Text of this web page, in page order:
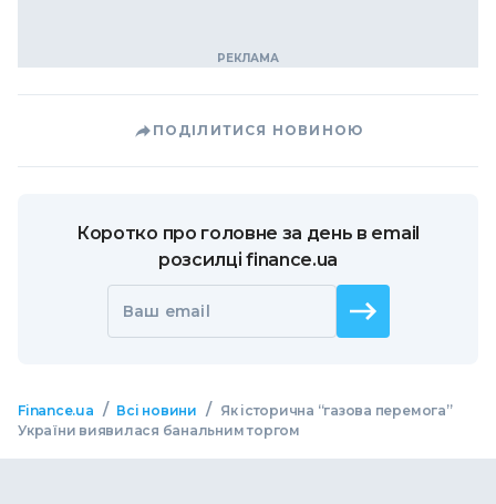
ПОДІЛИТИСЯ НОВИНОЮ
Коротко про головне за день в email
розсилці finance.ua
Ваш email
Finance.ua / Всі новини /
Як історична “газова перемога”
України виявилася банальним торгом